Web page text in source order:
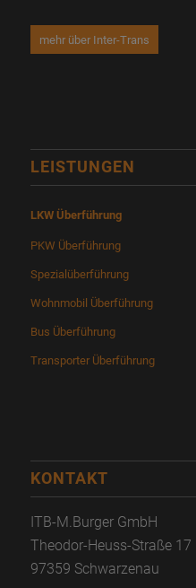
mehr über Inter-Trans
LEISTUNGEN
LKW Überführung
PKW Überführung
Spezialüberführung
Wohnmobil Überführung
Bus Überführung
Transporter Überführung
KONTAKT
ITB-M.Burger GmbH
Theodor-Heuss-Straße 17
97359 Schwarzenau